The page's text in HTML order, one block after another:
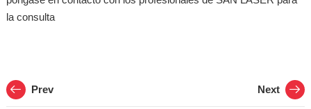
la consulta
Prev Next